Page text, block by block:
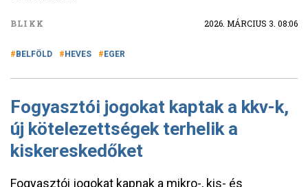
BLIKK 2026. MÁRCIUS 3. 08:06
BELFÖLD HEVES EGER
Fogyasztói jogokat kaptak a kkv-k,
új kötelezettségek terhelik a
kiskereskedőket
Fogyasztói jogokat kapnak a mikro-, kis- és